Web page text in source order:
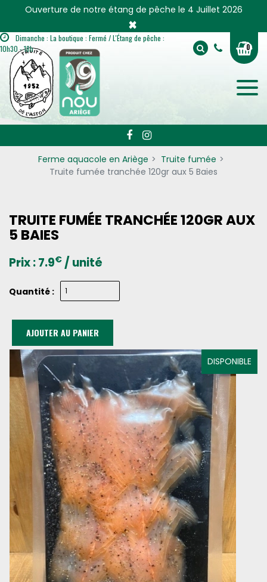
Ouverture de notre étang de pêche le 4 Juillet 2026
×
Dimanche : La boutique : Fermé / L'Étang de pêche :
10h30 - 18h
0
Ferme aquacole en Ariège
Truite fumée
Truite fumée tranchée 120gr aux 5 Baies
DISPONIBLE
TRUITE FUMÉE TRANCHÉE 120GR AUX
5 BAIES
Prix :7.9€ / unité
Quantité :
AJOUTER AU PANIER
Panneau de gestion des cookies